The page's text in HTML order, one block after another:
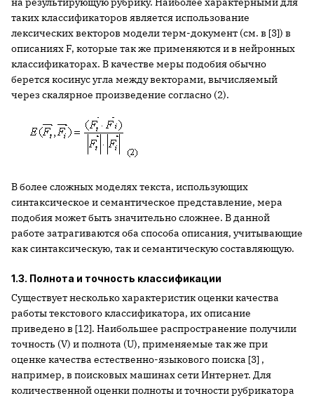
таких классификаторов является использование
лексических векторов модели терм-документ (см. в [3]) в
описаниях F, которые так же применяются и в нейронных
классификаторах. В качестве меры подобия обычно
берется косинус угла между векторами, вычисляемый
через скалярное произведение согласно (2).
В более сложных моделях текста, использующих
синтаксическое и семантическое представление, мера
подобия может быть значительно сложнее. В данной
работе затрагиваются оба способа описания, учитывающие
как синтаксическую, так и семантическую составляющую.
1.3. Полнота и точность классификации
Существует несколько характеристик оценки качества
работы текстового классификатора, их описание
приведено в [12]. Наибольшее распространение получили
точность (V) и полнота (U), применяемые так же при
оценке качества естественно-языкового поиска [3] ,
например, в поисковых машинах сети Интернет. Для
количественной оценки полноты и точности рубрикатора